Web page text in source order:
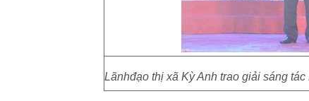
Lãnhđạo thị xã Kỳ Anh trao giải sáng